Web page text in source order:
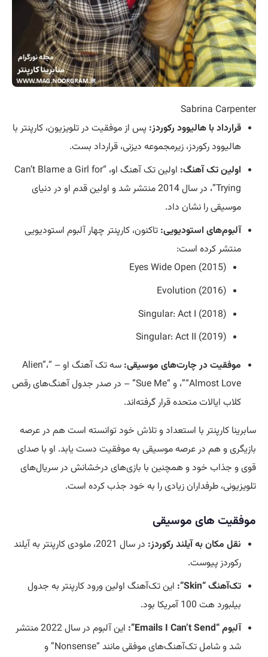
Sabrina Carpenter
قرارداد با هالیوود رکوردز: پس از موفقیت در تلویزیون، کارپنتر با
هالیوود رکوردز، زیرمجموعه دیزنی، قرارداد بست.
اولین تک آهنگ:
اولین تک آهنگ او، “Can’t Blame a Girl for
Trying”، در سال 2014 منتشر شد و اولین قدم او در دنیای
موسیقی را نشان داد.
آلبوم‌های استودیویی: تاکنون، کارپنتر چهار آلبوم استودیویی
منتشر کرده است:
Eyes Wide Open (2015)
Evolution (2016)
Singular: Act I (2018)
Singular: Act II (2019)
موفقیت در چارت‌های موسیقی:
سه تک آهنگ او – “Alien”،
“Almost Love”، و “Sue Me” – در صدر جدول آهنگ‌های رقص
کلاب ایالات متحده قرار گرفته‌اند.
سابرینا کارپنتر با استعداد وتلاش خود توانسته است هم در عرصه
بازیگری و هم در عرصه موسیقی به موفقیت دست یابد. او با صدای
قوی و جذاب خود و همچنین با بازی‌های درخشانش در سریال‌های
تلویزیونی، طرفداران زیادی را به خود جذب کرده است.
موفقیت‌ های موسیقی
نقل مکان به آیلند رکوردز:
در سال 2021، ملودی کارپنتر به آیلند
رکوردز پیوست.
تک‌آهنگ “Skin”:
این تک‌آهنگ اولین ورود کارپنتر به جدول
بیلبورد هت 100 آمریکا بود.
آلبوم “Emails I Can’t Send”:
این آلبوم در سال 2022 منتشر
شد و شامل تک‌آهنگ‌های موفقی مانند “Nonsense” و